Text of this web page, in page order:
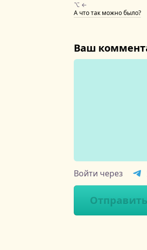
⌥ ←
А что так можно было?
Ваш
Войти через
Отправить